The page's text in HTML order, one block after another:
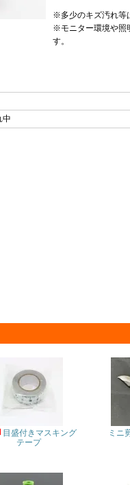
※多少のキズ汚れ等
※モニター環境や照
す。
中
目盛付きマスキング
テープ
ミニ